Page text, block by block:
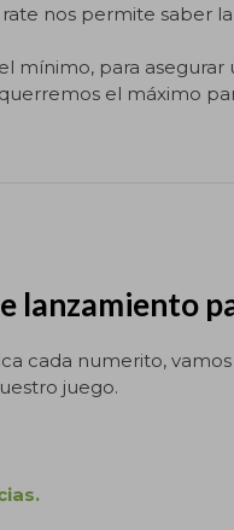
nos permite saber
mínimo, para
el máximo
lanzamiento
cada numerito,
juego.